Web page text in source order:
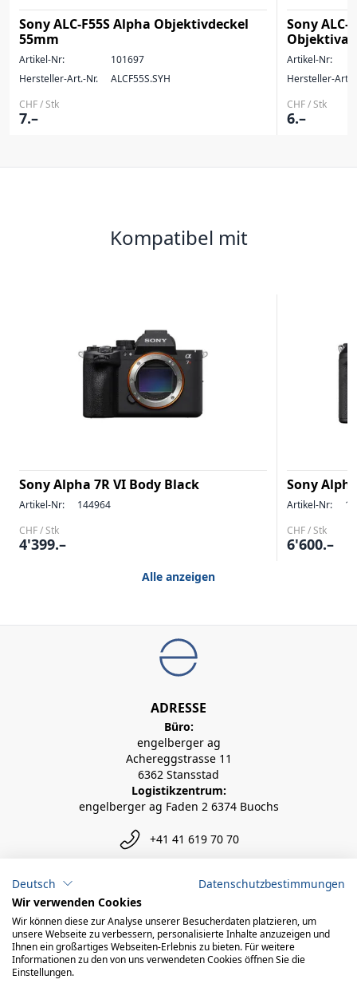
Sony ALC-F55S Alpha Objektivdeckel
55mm
Artikel-Nr:
101697
Hersteller-Art.-Nr.
ALCF55S.SYH
CHF / Stk
7.–
Sony ALC-
Artikel-Nr:
Hersteller-Art.-
CHF / Stk
6.–
Kompatibel mit
Sony Alpha 7R VI Body Black
Artikel-Nr:
144964
CHF / Stk
4'399.–
Sony
Artikel-Nr:
CHF / Stk
6'600.–
Alle anzeigen
ADRESSE
Büro:
engelberger ag
Achereggstrasse 11
6362 Stansstad
Logistikzentrum:
engelberger ag Faden 2 6374 Buochs
+41 41 619 70 70
info@engelberger.ch
Deutsch
Datenschutzbestimmungen
Wir verwenden Cookies
Wir können diese zur Analyse unserer Besucherdaten platzieren, um
unsere Webseite zu verbessern, personalisierte Inhalte anzuzeigen und
Ihnen ein großartiges Webseiten-Erlebnis zu bieten. Für weitere
Informationen zu den von uns verwendeten Cookies öffnen Sie die
Einstellungen.